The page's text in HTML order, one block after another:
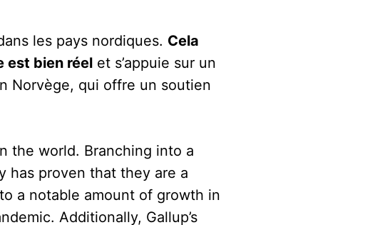
les pays nordiques. Cela
est bien réel et s’appuie sur un
Norvège, qui offre un soutien
the world. Branching into a
has proven that they are a
a notable amount of growth in
Additionally, Gallup’s